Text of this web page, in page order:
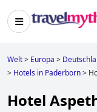
Welt> Europa >
> Hotels in Paderborn>
Hotel